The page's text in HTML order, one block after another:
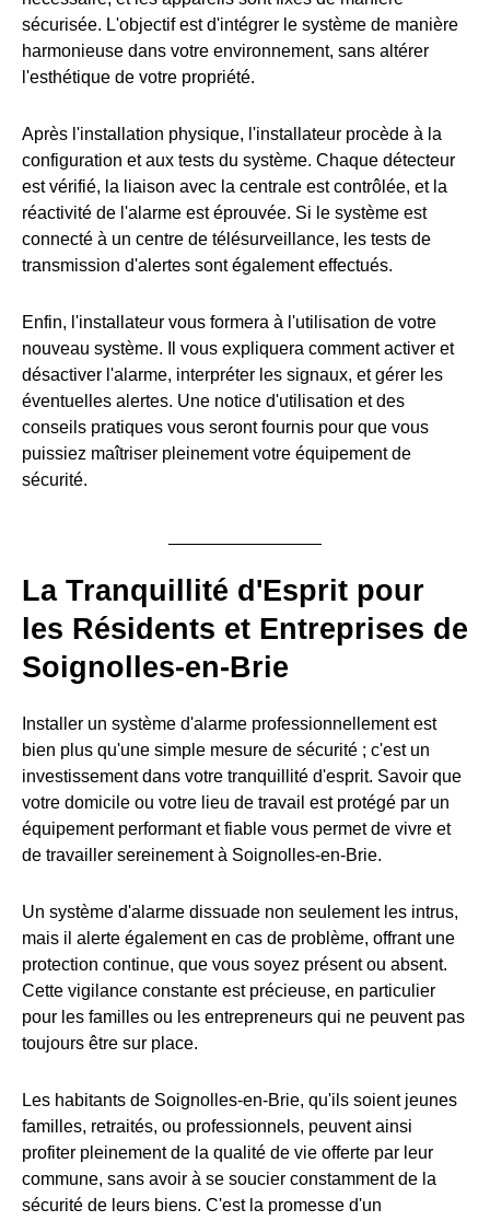
sécurisée. L'objectif est d'intégrer le système de manière
harmonieuse dans votre environnement, sans altérer
l'esthétique de votre propriété.
Après l'installation physique, l'installateur procède à la
configuration et aux tests du système. Chaque détecteur
est vérifié, la liaison avec la centrale est contrôlée, et la
réactivité de l'alarme est éprouvée. Si le système est
connecté à un centre de télésurveillance, les tests de
transmission d'alertes sont également effectués.
Enfin, l'installateur vous formera à l'utilisation de votre
nouveau système. Il vous expliquera comment activer et
désactiver l'alarme, interpréter les signaux, et gérer les
éventuelles alertes. Une notice d'utilisation et des
conseils pratiques vous seront fournis pour que vous
puissiez maîtriser pleinement votre équipement de
sécurité.
La Tranquillité d'Esprit pour
les Résidents et Entreprises de
Soignolles-en-Brie
Installer un système d'alarme professionnellement est
bien plus qu'une simple mesure de sécurité ; c'est un
investissement dans votre tranquillité d'esprit. Savoir que
votre domicile ou votre lieu de travail est protégé par un
équipement performant et fiable vous permet de vivre et
de travailler sereinement à Soignolles-en-Brie.
Un système d'alarme dissuade non seulement les intrus,
mais il alerte également en cas de problème, offrant une
protection continue, que vous soyez présent ou absent.
Cette vigilance constante est précieuse, en particulier
pour les familles ou les entrepreneurs qui ne peuvent pas
toujours être sur place.
Les habitants de Soignolles-en-Brie, qu'ils soient jeunes
familles, retraités, ou professionnels, peuvent ainsi
profiter pleinement de la qualité de vie offerte par leur
commune, sans avoir à se soucier constamment de la
sécurité de leurs biens. C'est la promesse d'un